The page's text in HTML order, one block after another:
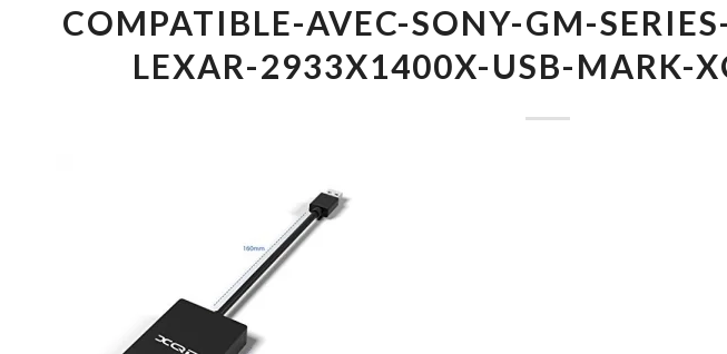
COMPATIBLE-AVEC-SONY-GM-
LEXAR-2933X1400X-USB-MARK-